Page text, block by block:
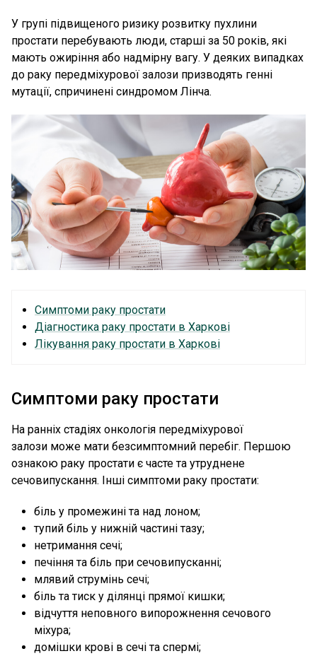
У групі підвищеного ризику розвитку пухлини
простати перебувають люди, старші за 50 років, які
мають ожиріння або надмірну вагу. У деяких випадках
до раку передміхурової залози призводять генні
мутації, спричинені синдромом Лінча.
Симптоми раку простати
Діагностика раку простати в Харкові
Лікування раку простати в Харкові
Симптоми раку простати
На ранніх стадіях онкологія передміхурової
залози може мати безсимптомний перебіг. Першою
ознакою раку простати є часте та утруднене
сечовипускання. Інші симптоми раку простати:
біль у промежині та над лоном;
тупий біль у нижній частині тазу;
нетримання сечі;
печіння та біль при сечовипусканні;
млявий струмінь сечі;
біль та тиск у ділянці прямої кишки;
відчуття неповного випорожнення сечового
міхура;
домішки крові в сечі та спермі;